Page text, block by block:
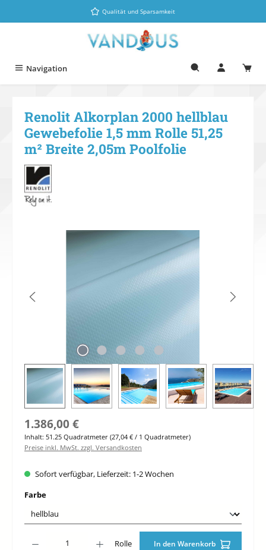
Zum Hauptinhalt springenQualität und Sparsamkeit
Navigation
Renolit Alkorplan 2000 hellblau
Gewebefolie 1,5 mm Rolle 51,25
m² Breite 2,05m Poolfolie
Bildergalerie überspringen
Regulärer Preis:
1.386,00 €
Inhalt: 51.25 Quadratmeter (27,04 € / 1 Quadratmeter)
Preise inkl. MwSt. zzgl. Versandkosten
Sofort verfügbar, Lieferzeit: 1-2 Wochen
Farbeauswählen
Rolle In den Warenkorb